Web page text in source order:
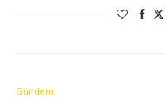
Gündem